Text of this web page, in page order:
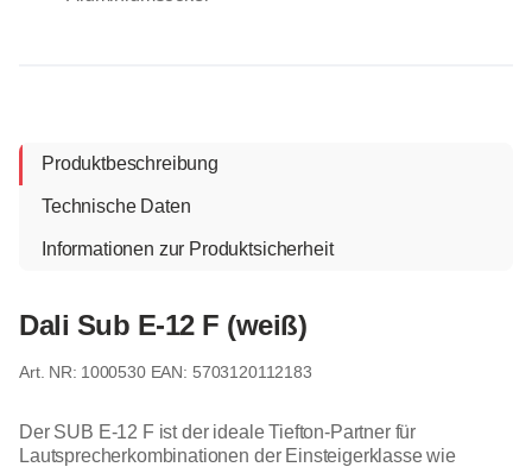
Produktbeschreibung
Technische Daten
Informationen zur Produktsicherheit
Dali Sub E-12 F (weiß)
1000530 EAN: 5703120112183
Der SUB E-12 F ist der ideale Tiefton-Partner für
Lautsprecherkombinationen der Einsteigerklasse wie